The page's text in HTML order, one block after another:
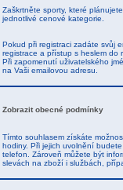
Zaškrtněte sporty, které
jednotlivé cenové kategorie.
Pokud při registraci zadáte svůj
registrace a přístup s heslem do
Při zapomenutí uživatelského
na Vaši emailovou adresu.
Zobrazit obecné podmínky
Tímto souhlasem získáte
hodiny. Při jejich uvolnění
telefon. Zároveň můžete být
slevách na zboží i službách,